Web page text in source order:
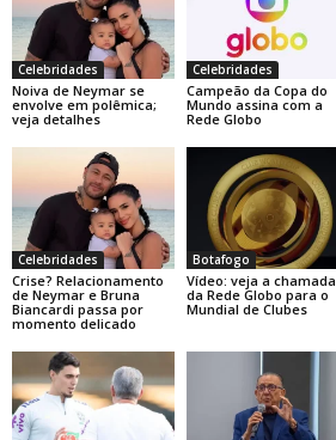
Celebridades
Noiva de Neymar se
envolve em polêmica;
veja detalhes
Celebridades
Campeão da Copa do
Mundo assina com a
Rede Globo
Celebridades
Crise? Relacionamento
de Neymar e Bruna
Biancardi passa por
momento delicado
Botafogo
Vídeo: veja a chamada
da Rede Globo para o
Mundial de Clubes